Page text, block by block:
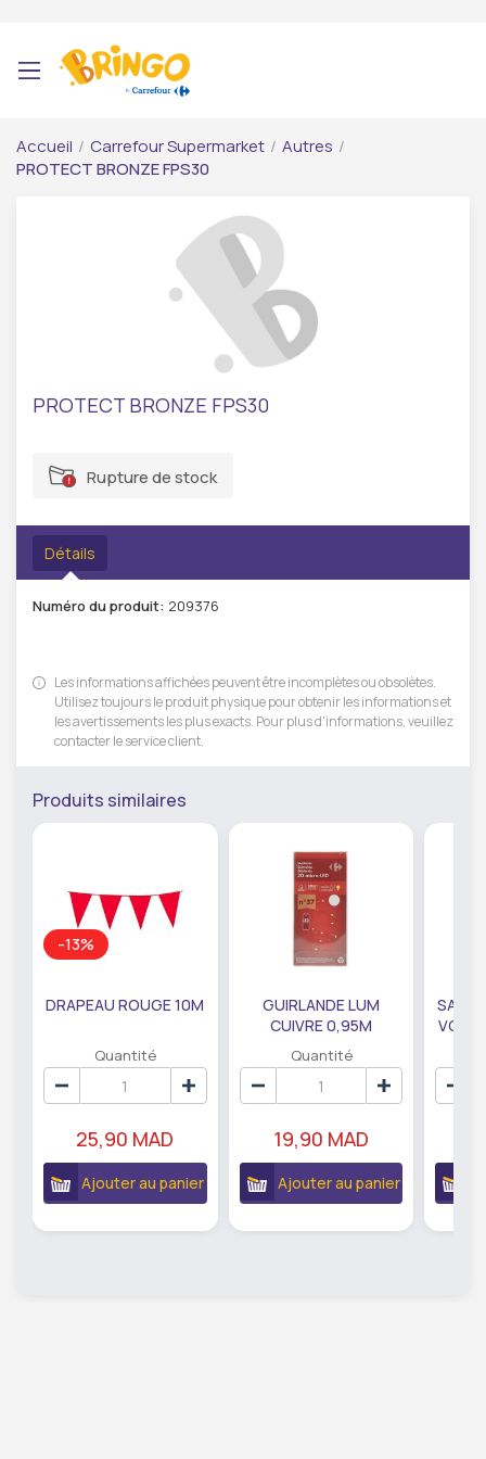
Accueil / Carrefour Supermarket / Autres /
PROTECT BRONZE FPS30
PROTECT BRONZE FPS30
Rupture de stock
Détails
Numéro du produit: 209376
Les informations affichées peuvent être incomplètes ou obsolètes.
Utilisez toujours le produit physique pour obtenir les informations et
les avertissements les plus exacts. Pour plus d'informations, veuillez
contacter le service client.
Produits similaires
-13%
DRAPEAU ROUGE 10M
Quantité
25,90 MAD
Ajouter au panier
GUIRLANDE LUM
CUIVRE 0,95M
DE79207
Quantité
19,90 MAD
Ajouter au panier